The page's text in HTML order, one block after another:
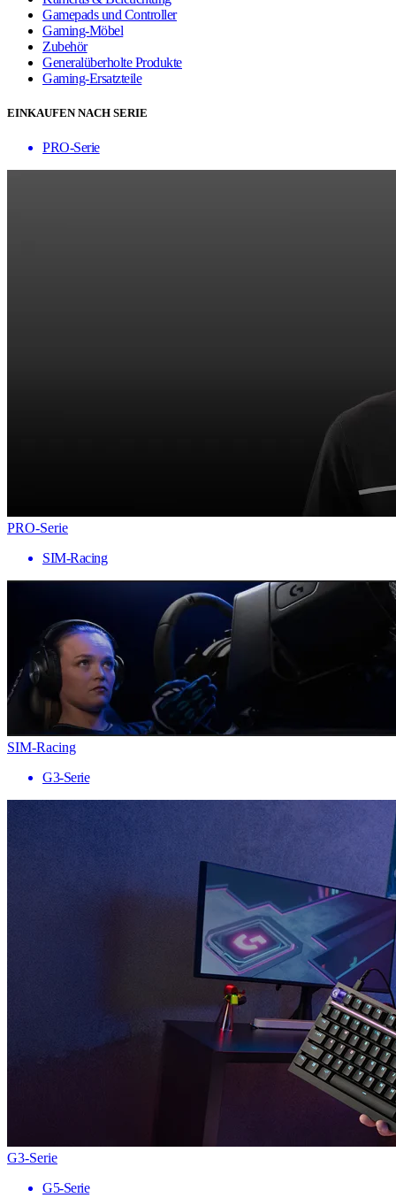
Gamepads und Controller
Gaming-Möbel
Zubehör
Generalüberholte Produkte
Gaming-Ersatzteile
EINKAUFEN NACH SERIE
PRO-Serie
PRO-Serie
SIM-Racing
SIM-Racing
G3-Serie
G3-Serie
G5-Serie